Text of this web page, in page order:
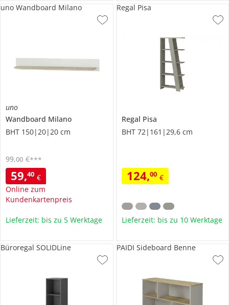
uno
Wandboard Milano
BHT 150|20|20 cm
59,40 €
Online zum
Kundenkartenpreis
99,00 €***
uno Wandboard Milano
Lieferzeit: bis zu 5 Werktage
Regal Pisa
BHT 72|161|29,6 cm
124,00 €
Regal Pisa
Lieferzeit: bis zu 10 Werktage
Büroregal SOLIDLine PAIDI Sideboard Benne